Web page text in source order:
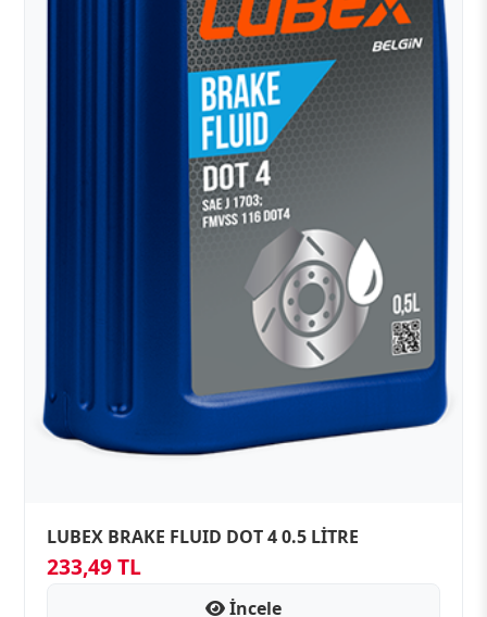
LUBEX BRAKE FLUID DOT 4 0.5 LİTRE
233,49 TL
İncele